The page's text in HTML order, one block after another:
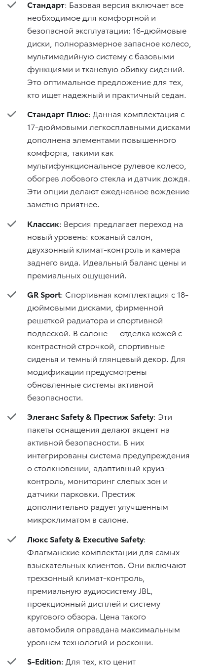
Стандарт: Базовая версия включает все
необходимое для комфортной и
безопасной эксплуатации: 16-дюймовые
диски, полноразмерное запасное колесо,
мультимедийную систему с базовыми
функциями и тканевую обивку сидений.
Это оптимальное предложение для тех,
кто ищет надежный и практичный седан.
Стандарт Плюс: Данная комплектация с
17-дюймовыми легкосплавными дисками
дополнена элементами повышенного
комфорта, такими как
мультифункциональное рулевое колесо,
обогрев лобового стекла и датчик дождя.
Эти опции делают ежедневное вождение
заметно приятнее.
Классик: Версия предлагает переход на
новый уровень: кожаный салон,
двухзонный климат-контроль и камера
заднего вида. Идеальный баланс цены и
премиальных ощущений.
GR Sport: Спортивная комплектация с 18-
дюймовыми дисками, фирменной
решеткой радиатора и спортивной
подвеской. В салоне — отделка кожей с
контрастной строчкой, спортивные
сиденья и темный глянцевый декор. Для
модификации предусмотрены
обновленные системы активной
безопасности.
Элеганс Safety & Престиж Safety: Эти
пакеты оснащения делают акцент на
активной безопасности. В них
интегрированы система предупреждения
о столкновении, адаптивный круиз-
контроль, мониторинг слепых зон и
датчики парковки. Престиж
дополнительно радует улучшенным
микроклиматом в салоне.
Люкс Safety & Executive Safety:
Флагманские комплектации для самых
взыскательных клиентов. Они включают
трехзонный климат-контроль,
премиальную аудиосистему JBL,
проекционный дисплей и систему
кругового обзора. Цена такого
автомобиля оправдана максимальным
уровнем технологий и роскоши.
S-Edition: Для тех, кто ценит